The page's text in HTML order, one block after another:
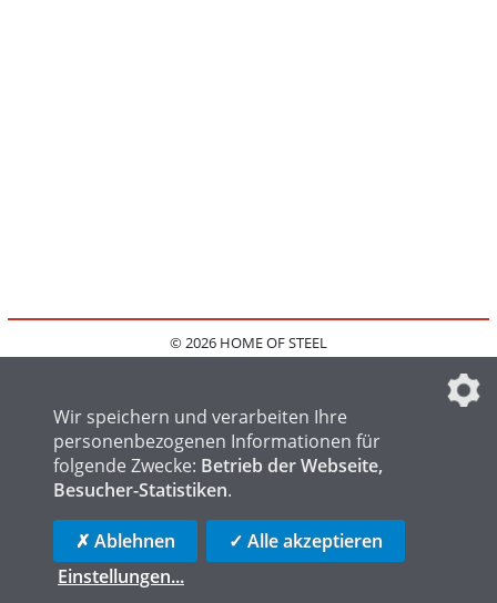
© 2026 HOME OF STEEL
IMPRESSUM
FAQ
DATENSCHUTZEINSTELLUNGEN
HOME OF LOGISTICS
Wir speichern und verarbeiten Ihre
personenbezogenen Informationen für
folgende Zwecke: Betrieb der Webseite,
Besucher-Statistiken.
✗ Ablehnen
✓ Alle akzeptieren
Einstellungen...